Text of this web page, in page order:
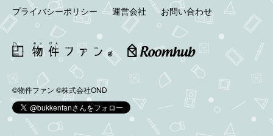
プライバシーポリシー
運営会社 お問い合わせ
©物件ファン ©株式会社OND